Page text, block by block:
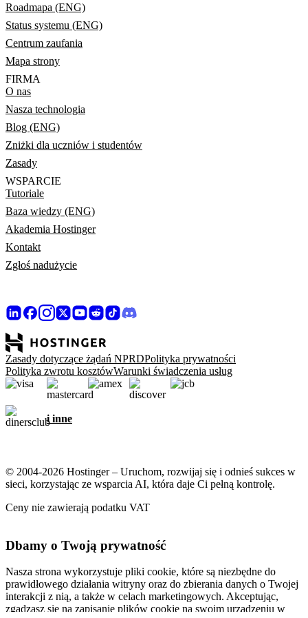
Roadmapa (ENG)
Status systemu (ENG)
Centrum zaufania
Mapa strony
FIRMA
O nas
Nasza technologia
Blog (ENG)
Zniżki dla uczniów i studentów
Zasady
WSPARCIE
Tutoriale
Baza wiedzy (ENG)
Akademia Hostinger
Kontakt
Zgłoś nadużycie
Zasady dotyczące żądań NPRDPolityka prywatności
Polityka zwrotu kosztówWarunki świadczenia usług
i inne
© 2004-2026 Hostinger – Uruchom, rozwijaj się i odnieś sukces w
sieci, korzystając ze wsparcia AI, która daje Ci pełną kontrolę.
Ceny nie zawierają podatku VAT
Dbamy o Twoją prywatność
Nasza strona wykorzystuje pliki cookie, które są niezbędne do
prawidłowego działania witryny oraz do zbierania danych o Twojej
interakcji z nią, a także w celach marketingowych. Akceptując,
zgadzasz się na zapisanie plików cookie na swoim urządzeniu w